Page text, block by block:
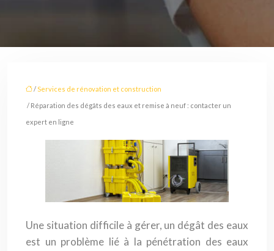
/Services de rénovation et construction
/ Réparation des dégâts des eaux et remise à neuf : contacter un
expert en ligne
Une situation difficile à gérer, un dégât des eaux
est un problème lié à la pénétration des eaux